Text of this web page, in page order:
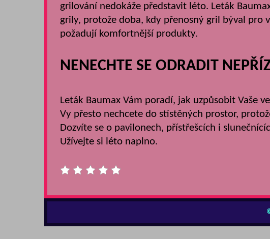
grilování nedokáže představit léto. Leták
grily, protože doba, kdy přenosný gril býval pro
požadují komfortnější produkty.
NENECHTE SE ODRADIT
Leták Baumax Vám poradí, jak uzpůsobit Vaše
Vy přesto nechcete do stístěných prostor,
Dozvíte se o pavilonech, přístřešcích i
Užívejte si léto naplno.